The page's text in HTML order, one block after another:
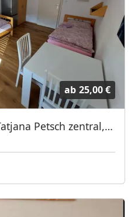
ab 25,00 €
Zimmervermietung Tatjana Petsch zentral, Sat Astra und Hot Bird EZ und DZ